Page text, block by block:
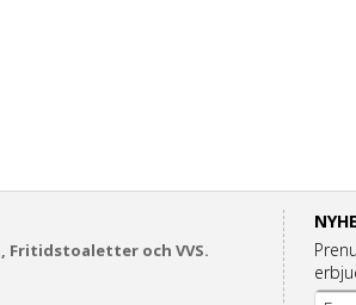
Fritidstoaletter och VVS.